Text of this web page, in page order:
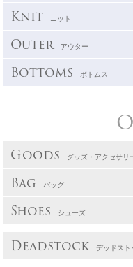
Knit ニット
Outer アウター
Bottoms ボトムス
Goods グッズ・アクセサリ
Bag バッグ
Shoes シューズ
Deadstock デッドスト